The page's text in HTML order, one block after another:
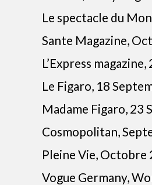
Le spectacle du
Sante Magazine,
L’Express
Le Figaro, 18
Madame Figaro, 23
Cosmopolitan,
Pleine Vie, Octobre
Vogue Germany,